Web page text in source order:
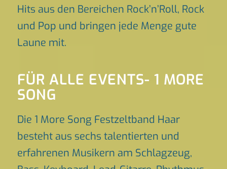
Hits aus den Bereichen Rock’n’Roll, Rock
und Pop und bringen jede Menge gute
Laune mit.
FÜR ALLE EVENTS- 1 MORE
SONG
Die 1 More Song Festzeltband Haar
besteht aus sechs talentierten und
erfahrenen Musikern am Schlagzeug,